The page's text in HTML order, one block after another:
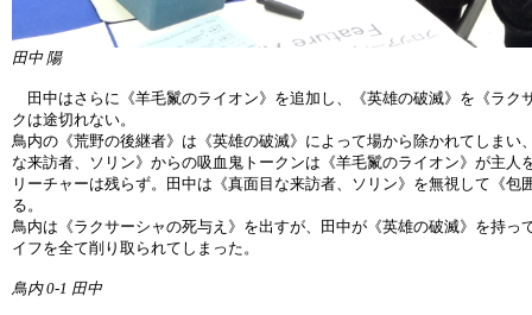
田中 陽
田中はさらに《羊毛鬣のライオン》を追加し、《英雄の破滅》を《ラク
クは途切れない。
鳥内の《荒野の後継者》は《英雄の破滅》によって場から除かれてしまい
な来訪者、ソリン》からの吸血鬼トークンは《羊毛鬣のライオン》が主人
リーチャーは残らず。田中は《真面目な来訪者、ソリン》を無視して《
る。
鳥内は《ラクサーシャの死与え》を出すが、田中が《英雄の破滅》を持っ
イフを全て削り取られてしまった。
鳥内 0-1 田中